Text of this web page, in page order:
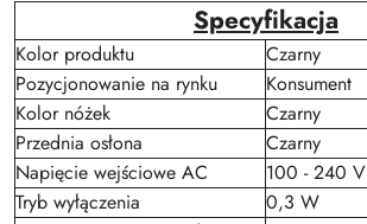
Specyfikacja
Kolor produktu
Czarny
Pozycjonowanie na rynku
Konsument
Kolor nóżek
Czarny
Przednia osłona
Czarny
Napięcie wejściowe AC
100 - 240 V
Tryb wyłączenia
0,3 W